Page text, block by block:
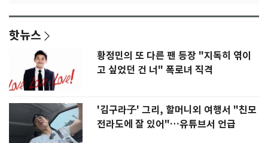
핫뉴스
황정민의 또 다른 팬 등장 "지독히 엮이
고 싶었던 건 너" 폭로녀 직격
'김구라子' 그리, 할머니외 여행서 "친모
전라도에 잘 있어"…유튜브서 언급